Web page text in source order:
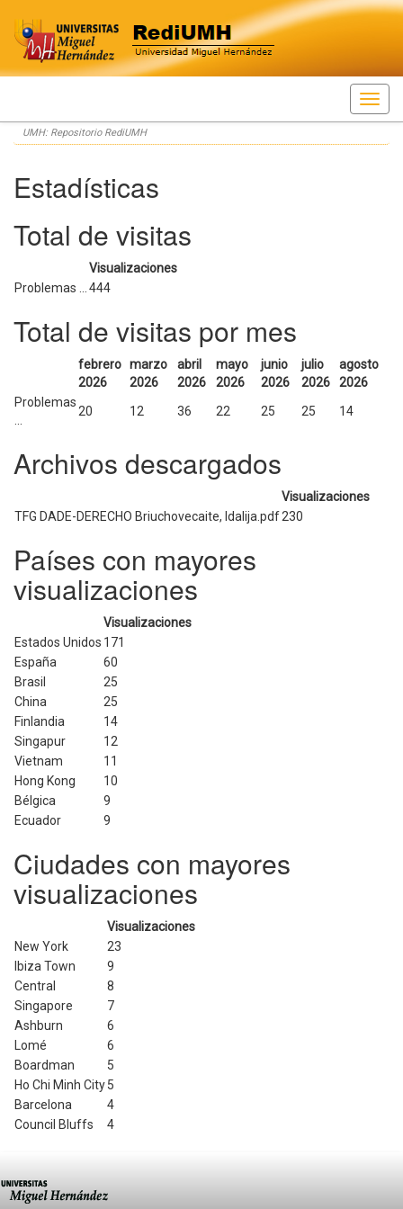
Skip
navigation
UMH: Repositorio RediUMH
Estadísticas
Total de visitas
Visualizaciones
Problemas ...
444
Total de visitas por mes
febrero
2026
marzo
2026
abril
2026
mayo
2026
junio
2026
julio
2026
agosto
2026
Problemas
20 12 36 22 25 25 14
Archivos descargados
Visualizaciones
TFG DADE-DERECHO Briuchovecaite, Idalija.pdf230
Países con mayores
visualizaciones
Visualizaciones
Estados Unidos 171
España
60
Brasil
25
China
25
Finlandia
14
Singapur
12
Vietnam
11
Hong Kong
10
Bélgica
9
Ecuador
9
Ciudades con mayores
visualizaciones
Visualizaciones
New York
23
Ibiza Town
9
Central
8
Singapore
7
Ashburn
6
Lomé
6
Boardman
5
Ho Chi Minh City5
Barcelona
4
Council Bluffs
4